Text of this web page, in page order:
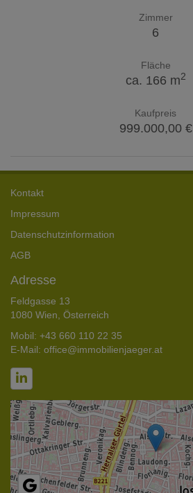
Zimmer
6
Fläche
ca. 166 m2
Kaufpreis
999.000,00 €
Kontakt
Impressum
Datenschutzinformation
AGB
Adresse
Feldgasse 13
1080 Wien, Österreich
Mobil: +43 660 110 22 35
E-Mail: office@immobilienjaeger.at